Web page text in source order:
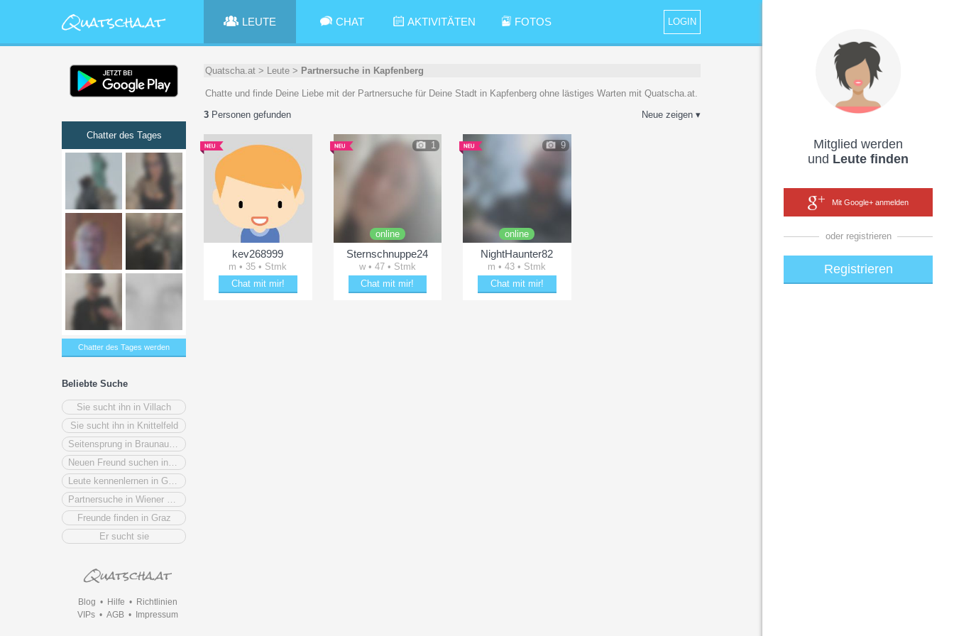
Mitglied werden
und Leute finden
Mit Google+ anmelden
oder registrieren
Registrieren
LOGIN
LEUTE CHAT AKTIVITÄTEN FOTOS
Chatter des Tages
Chatter des Tages werden
Beliebte Suche
Sie sucht ihn in Villach
Sie sucht ihn in Knittelfeld
Freunde finden in Graz
Er sucht sie
Blog • Hilfe • Richtlinien
VIPs• AGB• Impressum
Quatscha.at > Leute > Partnersuche in Kapfenberg
Chatte und finde Deine Liebe mit der Partnersuche für Deine Stadt in Kapfenberg ohne lästiges Warten mit Quatscha.at.
Neue zeigen ▾
3 Personen gefunden
kev268999
m • 35 • Stmk
Chat mit mir!
1
online
Sternschnuppe24
w • 47 • Stmk
Chat mit mir!
9
online
NightHaunter82
m • 43 • Stmk
Chat mit mir!